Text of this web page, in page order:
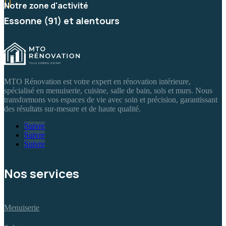

Notre zone d'activité
Essonne (91) et alentours
MTO Rénovation est votre expert en rénovation intérieure,
spécialisé en menuiserie, cuisine, salle de bain, sols et murs. Nous
transformons vos espaces de vie avec soin et précision, garantissant
des résultats sur-mesure et de haute qualité.
Suivre
Suivre
Suivre
Nos services
Menuiserie